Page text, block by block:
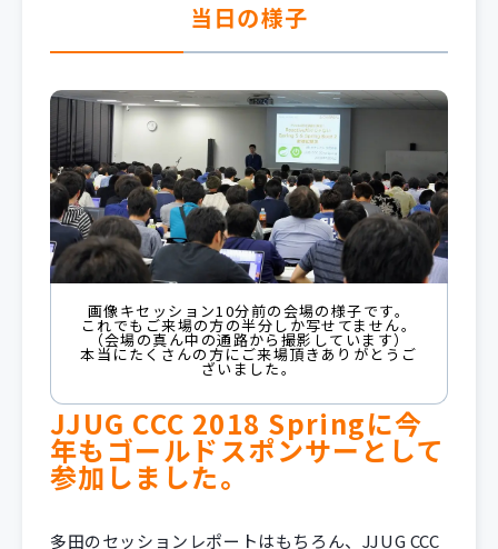
当日の様子
画像キセッション10分前の会場の様子です。
これでもご来場の方の半分しか写せてません。
（会場の真ん中の通路から撮影しています）
本当にたくさんの方にご来場頂きありがとうご
ざいました。
JJUG CCC 2018 Springに今
年もゴールドスポンサーとして
参加しました。
多田のセッションレポートはもちろん、JJUG CCC